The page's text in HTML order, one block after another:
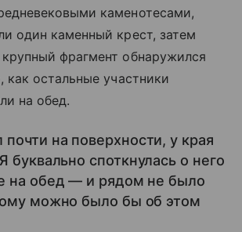
каменотесами,
один каменный крест, затем
фрагмент обнаружился
как остальные участники
на обед.
на поверхности, у края
буквально споткнулась о него
на обед — и рядом не было
можно было бы об этом